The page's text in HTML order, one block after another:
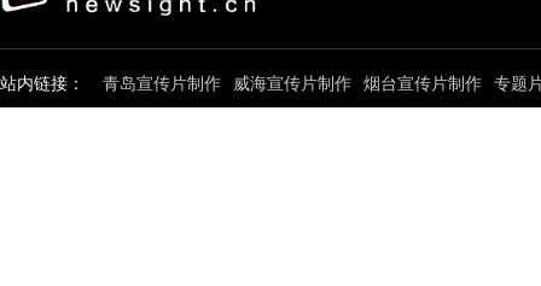
站内链接： 青岛宣传片制作 威海宣传片制作 烟台宣传片制作 专题